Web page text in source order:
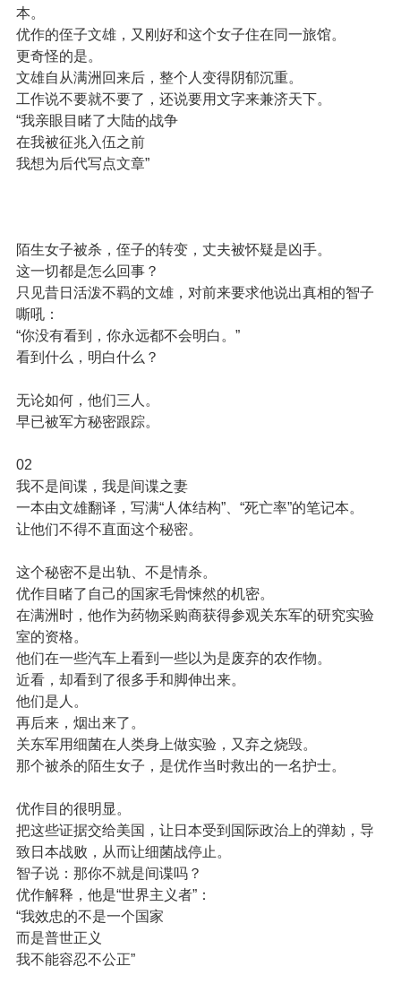
本。
优作的侄子文雄，又刚好和这个女子住在同一旅馆。
更奇怪的是。
文雄自从满洲回来后，整个人变得阴郁沉重。
工作说不要就不要了，还说要用文字来兼济天下。
“我亲眼目睹了大陆的战争
在我被征兆入伍之前
我想为后代写点文章”
陌生女子被杀，侄子的转变，丈夫被怀疑是凶手。
这一切都是怎么回事？
只见昔日活泼不羁的文雄，对前来要求他说出真相的智子
嘶吼：
“你没有看到，你永远都不会明白。”
看到什么，明白什么？
无论如何，他们三人。
早已被军方秘密跟踪。
02
我不是间谍，我是间谍之妻
一本由文雄翻译，写满“人体结构”、“死亡率”的笔记本。
让他们不得不直面这个秘密。
这个秘密不是出轨、不是情杀。
优作目睹了自己的国家毛骨悚然的机密。
在满洲时，他作为药物采购商获得参观关东军的研究实验
室的资格。
他们在一些汽车上看到一些以为是废弃的农作物。
近看，却看到了很多手和脚伸出来。
他们是人。
再后来，烟出来了。
关东军用细菌在人类身上做实验，又弃之烧毁。
那个被杀的陌生女子，是优作当时救出的一名护士。
优作目的很明显。
把这些证据交给美国，让日本受到国际政治上的弹劾，导
致日本战败，从而让细菌战停止。
智子说：那你不就是间谍吗？
优作解释，他是“世界主义者”：
“我效忠的不是一个国家
而是普世正义
我不能容忍不公正”